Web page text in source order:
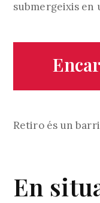
submergeixis en
Retiro és un
En